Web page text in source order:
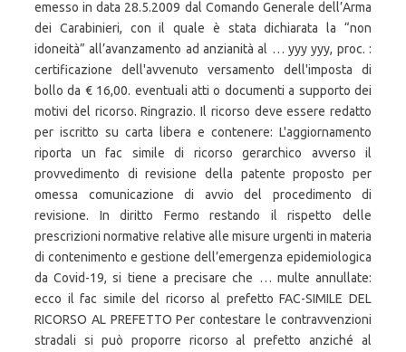
emesso in data 28.5.2009 dal Comando Generale dell’Arma
dei Carabinieri, con il quale è stata dichiarata la “non
idoneità” all’avanzamento ad anzianità al … yyy yyy, proc. :
certificazione dell'avvenuto versamento dell'imposta di
bollo da € 16,00. eventuali atti o documenti a supporto dei
motivi del ricorso. Ringrazio. Il ricorso deve essere redatto
per iscritto su carta libera e contenere: L'aggiornamento
riporta un fac simile di ricorso gerarchico avverso il
provvedimento di revisione della patente proposto per
omessa comunicazione di avvio del procedimento di
revisione. In diritto Fermo restando il rispetto delle
prescrizioni normative relative alle misure urgenti in materia
di contenimento e gestione dell’emergenza epidemiologica
da Covid-19, si tiene a precisare che … multe annullate:
ecco il fac simile del ricorso al prefetto FAC-SIMILE DEL
RICORSO AL PREFETTO Per contestare le contravvenzioni
stradali si può proporre ricorso al prefetto anziché al